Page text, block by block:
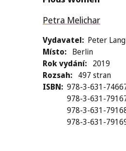
Petra Melichar
Vydavatel
Peter Lang
Místo
Berlin
Rok vydání
2019
Rozsah
497 stran
ISBN 978-3-631-
978-3-631-
978-3-631-
978-3-631-